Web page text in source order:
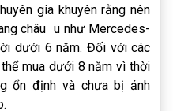
gia khuyên rằng nên
châu u như Mercedes-
dưới 6 năm. Đối với các
mua dưới 8 năm vì thời
ổn định và chưa bị ảnh